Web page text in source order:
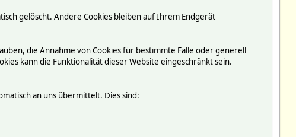
gelöscht. Andere Cookies bleiben auf Ihrem Endgerät
die Annahme von Cookies für bestimmte Fälle oder generell
kann die Funktionalität dieser Website eingeschränkt sein.
an uns übermittelt. Dies sind: